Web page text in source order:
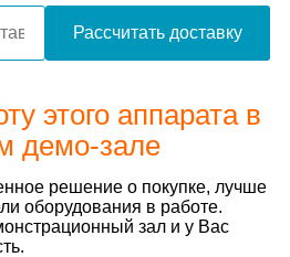
Рассчитать доставку
этого аппарата в
демо-зале
решение о покупке, лучше
оборудования в работе.
зал и у Вас